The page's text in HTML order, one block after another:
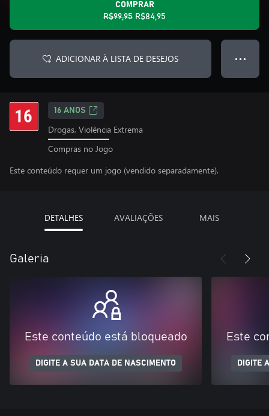
COMPRAR
R$99,95 R$84,95
ADICIONAR À LISTA DE DESEJOS ● ● ●
16 ANOS
Drogas, Violência Extrema
Compras no Jogo
Este conteúdo requer um jogo (vendido separadamente).
DETALHES AVALIAÇÕES MAIS
Galeria
Este conteúdo está bloqueado
DIGITE A SUA DATA DE NASCIMENTO
Este
DIGITE